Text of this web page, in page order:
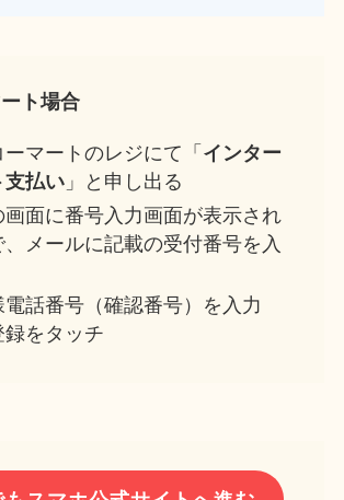
ト場合
ーマートのレジにて「 インター
支払い 」と申し出る
画面に番号入力画面が表示され
、メールに記載の受付番号を入
電話番号（確認番号）を入力
録をタッチ